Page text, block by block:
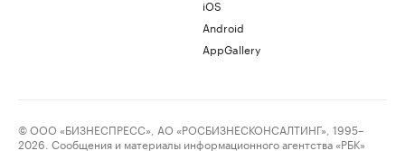
iOS
Android
AppGallery
© ООО «БИЗНЕСПРЕСС», АО «РОСБИЗНЕСКОНСАЛТИНГ», 1995–
2026. Сообщения и материалы информационного агентства «РБК»